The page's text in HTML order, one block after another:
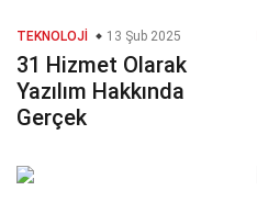
TEKNOLOJI 13 Şub 2025
31 Hizmet Olarak
Yazılım Hakkında
Gerçek